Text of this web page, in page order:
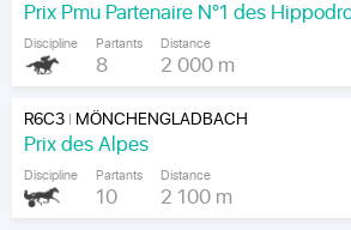
Discipline Partants
8
Distance
2 000 m
R6C3| MÖNCHENGLADBACH
Prix des Alpes
Discipline Partants
10
Distance
2 100 m